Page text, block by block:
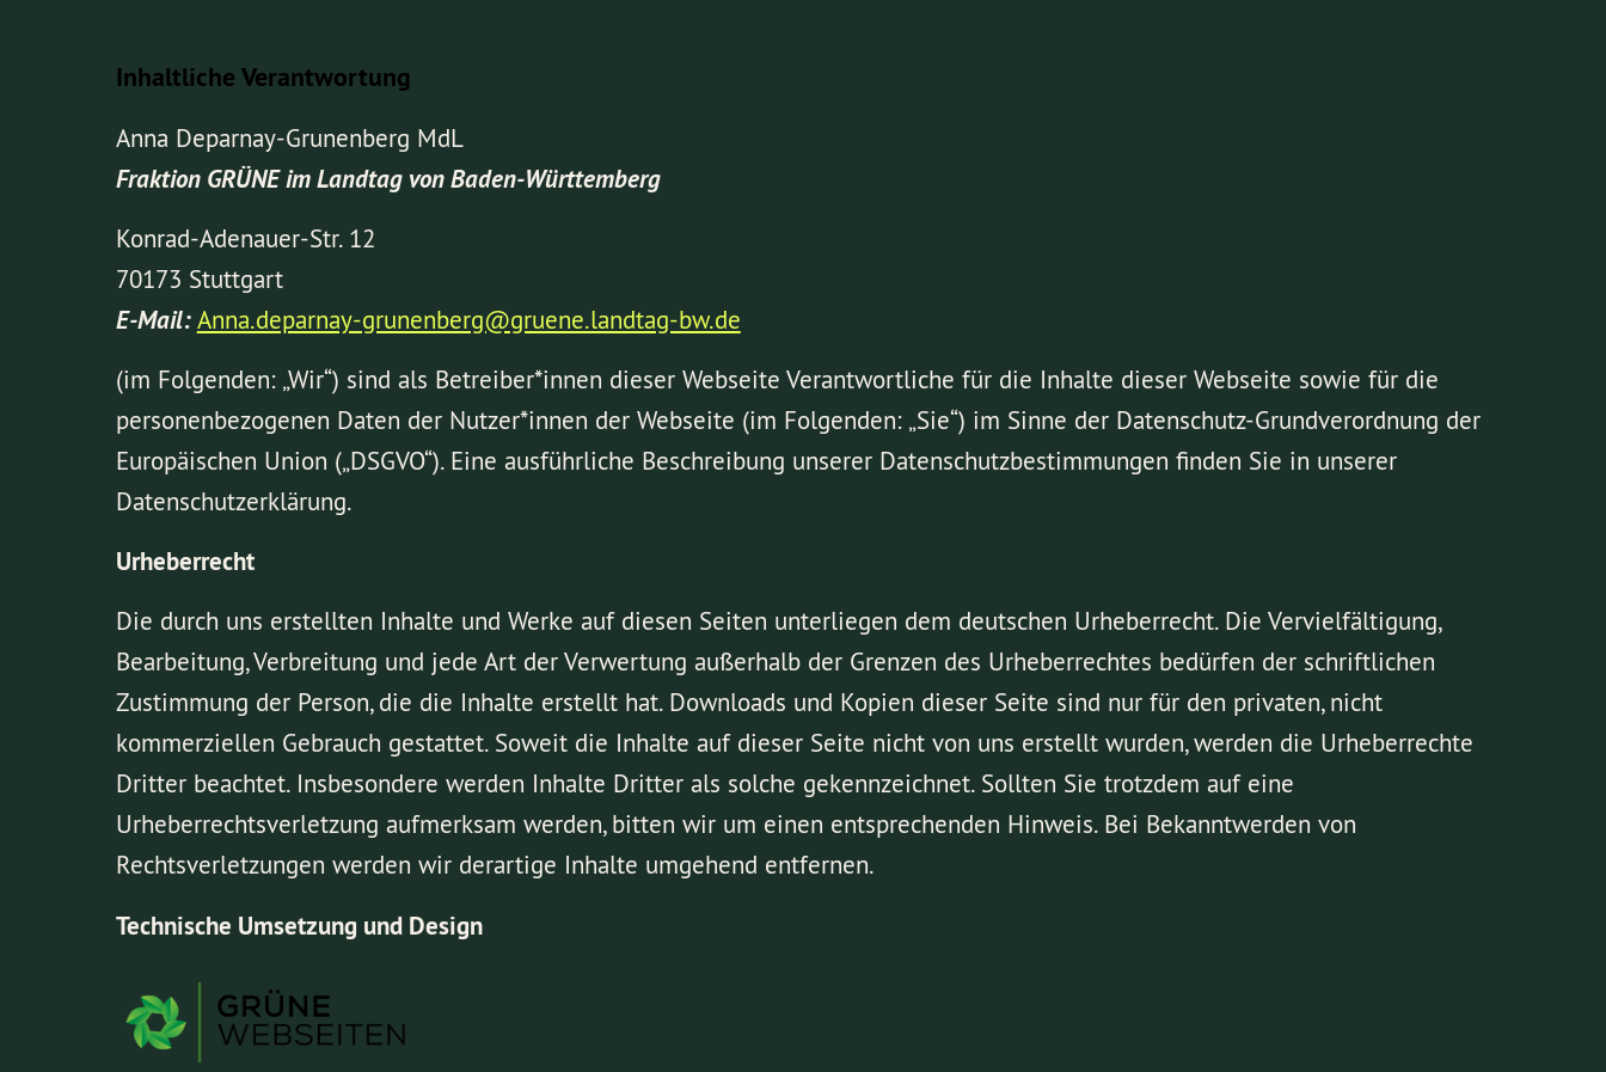
Inhaltliche Verantwortung
Anna Deparnay-Grunenberg MdL
Fraktion GRÜNE im Landtag von Baden-Württemberg
Konrad-Adenauer-Str. 12
70173 Stuttgart
E-Mail:Anna.deparnay-grunenberg@gruene.landtag-bw.de
(im Folgenden: „Wir“) sind als Betreiber*innen dieser Webseite Verantwortliche für die Inhalte dieser Webseite sowie für die
personenbezogenen Daten der Nutzer*innen der Webseite (im Folgenden: „Sie“) im Sinne der Datenschutz-Grundverordnung der
Europäischen Union („DSGVO“). Eine ausführliche Beschreibung unserer Datenschutzbestimmungen finden Sie in unserer
Datenschutzerklärung.
Urheberrecht
Die durch uns erstellten Inhalte und Werke auf diesen Seiten unterliegen dem deutschen Urheberrecht. Die Vervielfältigung,
Bearbeitung, Verbreitung und jede Art der Verwertung außerhalb der Grenzen des Urheberrechtes bedürfen der schriftlichen
Zustimmung der Person, die die Inhalte erstellt hat. Downloads und Kopien dieser Seite sind nur für den privaten, nicht
kommerziellen Gebrauch gestattet. Soweit die Inhalte auf dieser Seite nicht von uns erstellt wurden, werden die Urheberrechte
Dritter beachtet. Insbesondere werden Inhalte Dritter als solche gekennzeichnet. Sollten Sie trotzdem auf eine
Urheberrechtsverletzung aufmerksam werden, bitten wir um einen entsprechenden Hinweis. Bei Bekanntwerden von
Rechtsverletzungen werden wir derartige Inhalte umgehend entfernen.
Technische Umsetzung und Design